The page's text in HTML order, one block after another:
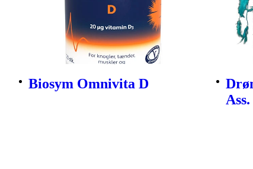
Biosym Omnivita D